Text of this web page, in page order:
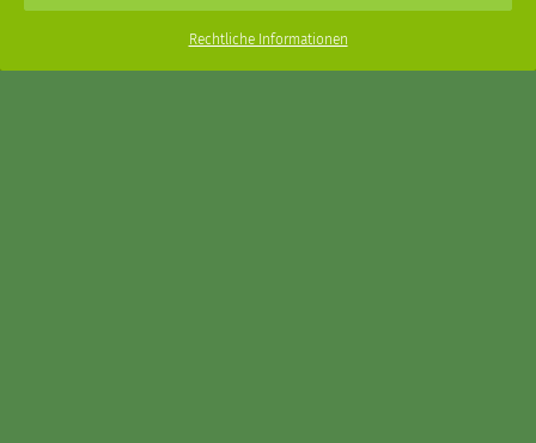
Rechtliche Informationen
Menu